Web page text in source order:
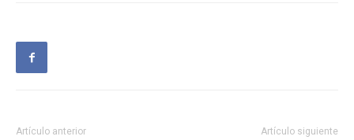
Artículo anterior Artículo siguiente